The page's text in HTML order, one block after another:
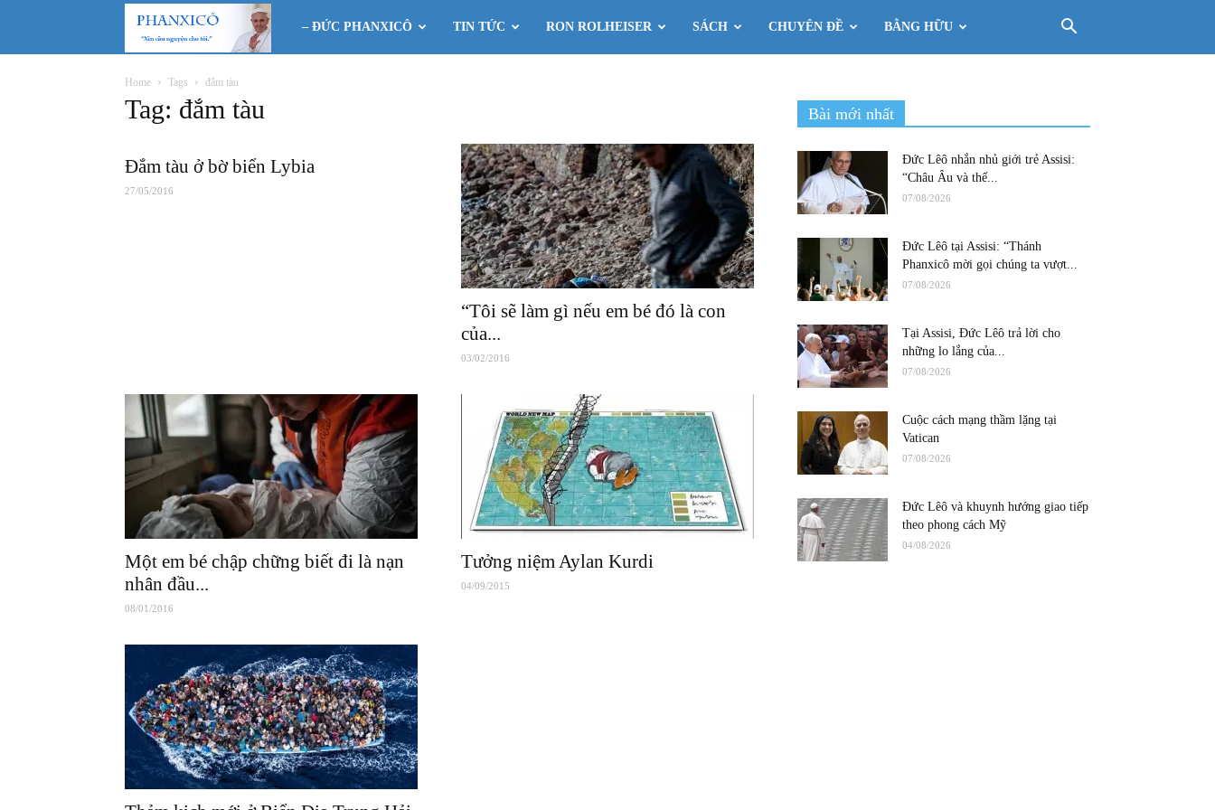
Phanxicô
– ĐỨC PHANXICÔ TIN TỨC RON ROLHEISER SÁCH CHUYÊN ĐỀ BẰNG HỮU
Home Tags đắm tàu
Tag: đắm tàu
Đắm tàu ở bờ biển Lybia
27/05/2016
“Tôi sẽ làm gì nếu em bé đó là con
của...
03/02/2016
Một em bé chập chững biết đi là nạn
nhân đầu...
08/01/2016
Tưởng niệm Aylan Kurdi
04/09/2015
Bài mới nhất
Đức Lêô nhắn nhủ giới trẻ Assisi:
“Châu Âu và thế...
07/08/2026
Đức Lêô tại Assisi: “Thánh
Phanxicô mời gọi chúng ta vượt...
07/08/2026
Tại Assisi, Đức Lêô trả lời cho
những lo lắng của...
07/08/2026
Cuộc cách mạng thầm lặng tại
Vatican
07/08/2026
Đức Lêô và khuynh hướng giao tiếp
theo phong cách Mỹ
04/08/2026